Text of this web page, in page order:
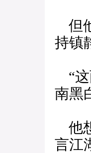
但
持镇
“这
南黑
他
言江